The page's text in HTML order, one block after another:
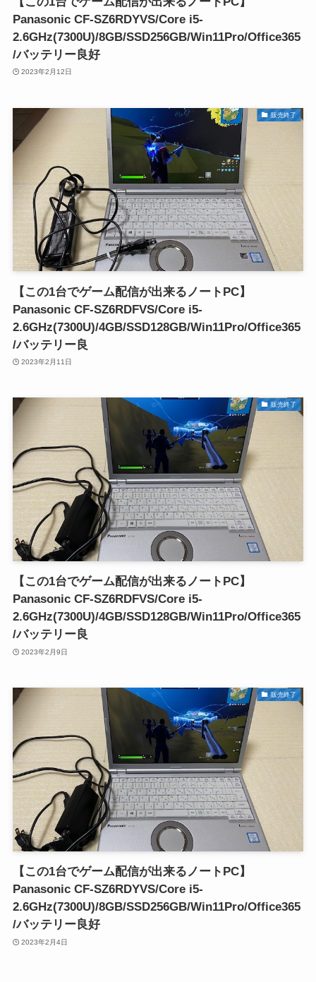
Panasonic CF-SZ6RDYVS/Core i5-
2.6GHz(7300U)/8GB/SSD256GB/Win11Pro/Office365
/バッテリー良好
2023年2月12日
販売終了
【この1台でゲーム配信が出来るノートPC】
Panasonic CF-SZ6RDFVS/Core i5-
2.6GHz(7300U)/4GB/SSD128GB/Win11Pro/Office365
/バッテリー良
2023年2月11日
販売終了
【この1台でゲーム配信が出来るノートPC】
Panasonic CF-SZ6RDFVS/Core i5-
2.6GHz(7300U)/4GB/SSD128GB/Win11Pro/Office365
/バッテリー良
2023年2月9日
販売終了
【この1台でゲーム配信が出来るノートPC】
Panasonic CF-SZ6RDYVS/Core i5-
2.6GHz(7300U)/8GB/SSD256GB/Win11Pro/Office365
/バッテリー良好
2023年2月4日